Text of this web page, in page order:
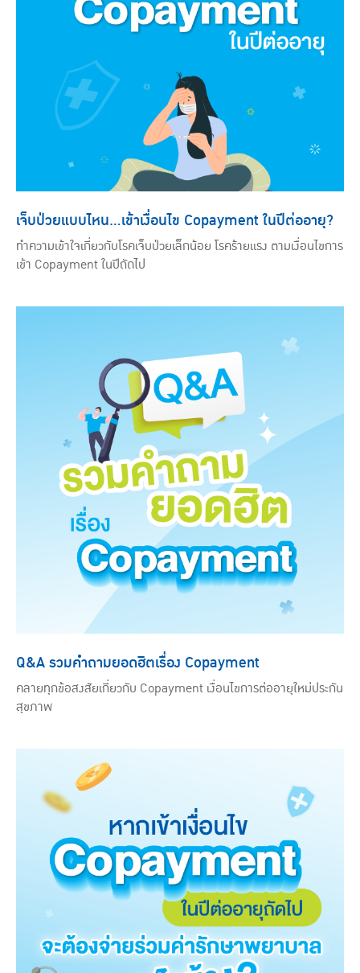
เจ็บป่วยแบบไหน…เข้าเงื่อนไข Copayment ในปีต่ออายุ?
ทำความเข้าใจเกี่ยวกับโรคเจ็บป่วยเล็กน้อย โรคร้ายแรง ตามเงื่อนไขการ
เข้า Copayment ในปีถัดไป
Q&A รวมคำถามยอดฮิตเรื่อง Copayment
คลายทุกข้อสงสัยเกี่ยวกับ Copayment เงื่อนไขการต่ออายุใหม่ประกัน
สุขภาพ